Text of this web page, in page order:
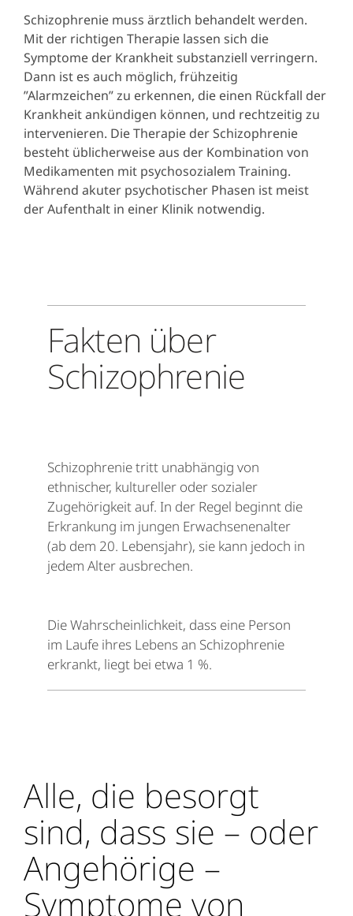
Schizophrenie muss ärztlich behandelt werden.
Mit der richtigen Therapie lassen sich die
Symptome der Krankheit substanziell verringern.
Dann ist es auch möglich, frühzeitig
”Alarmzeichen” zu erkennen, die einen Rückfall der
Krankheit ankündigen können, und rechtzeitig zu
intervenieren. Die Therapie der Schizophrenie
besteht üblicherweise aus der Kombination von
Medikamenten mit psychosozialem Training.
Während akuter psychotischer Phasen ist meist
der Aufenthalt in einer Klinik notwendig.
Fakten über
Schizophrenie
Schizophrenie tritt unabhängig von
ethnischer, kultureller oder sozialer
Zugehörigkeit auf. In der Regel beginnt die
Erkrankung im jungen Erwachsenenalter
(ab dem 20. Lebensjahr), sie kann jedoch in
jedem Alter ausbrechen.
Die Wahrscheinlichkeit, dass eine Person
im Laufe ihres Lebens an Schizophrenie
erkrankt, liegt bei etwa 1 %.
Alle, die besorgt
sind, dass sie – oder
Angehörige –
Symptome von